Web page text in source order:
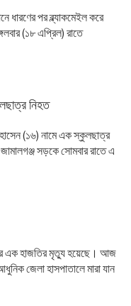
ধারণের পর ব্ল্যাকমেইল করে
(১৮ এপ্রিল) রাতে
নিহত
হোসেন (১৬) নামে এক স্কুলছাত্র
সড়কে সোমবার রাতে এ
এক হাজতির মৃত্যু হয়েছে। আজ
জেলা হাসপাতালে মারা যান